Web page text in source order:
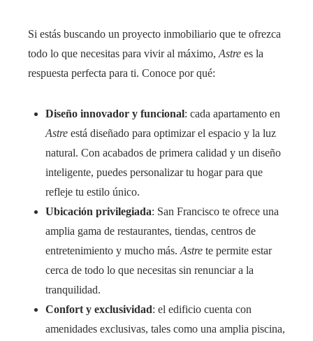
Si estás buscando un proyecto inmobiliario que te ofrezca
todo lo que necesitas para vivir al máximo, Astre es la
respuesta perfecta para ti. Conoce por qué:
Diseño innovador y funcional: cada apartamento en
Astre está diseñado para optimizar el espacio y la luz
natural. Con acabados de primera calidad y un diseño
inteligente, puedes personalizar tu hogar para que
refleje tu estilo único.
Ubicación privilegiada: San Francisco te ofrece una
amplia gama de restaurantes, tiendas, centros de
entretenimiento y mucho más. Astre te permite estar
cerca de todo lo que necesitas sin renunciar a la
tranquilidad.
Confort y exclusividad: el edificio cuenta con
amenidades exclusivas, tales como una amplia piscina,